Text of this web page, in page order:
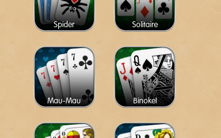
Spider Solitaire
Mau-Mau Binokel